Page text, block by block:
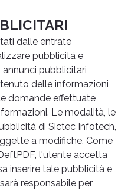
dalle entrate
pubblicità e
pubblicitari
delle informazioni
domande effettuate
Le modalità, le
di Sictec Infotech,
a modifiche. Come
l'utente accetta
inserire tale pubblicità e
responsabile per